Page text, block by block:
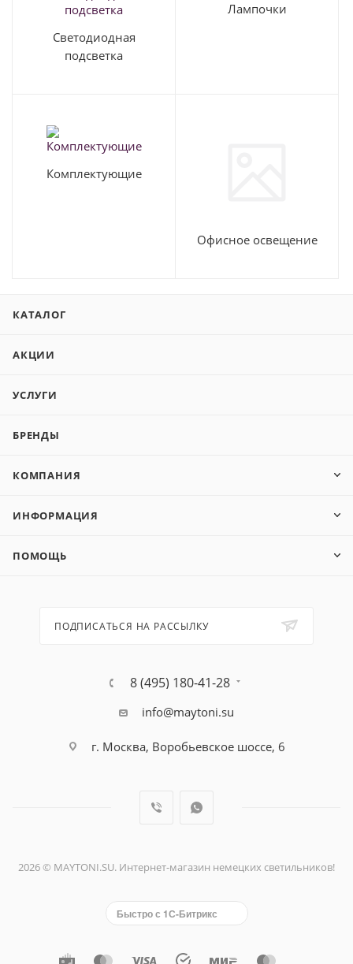
Светодиодная
подсветка
Лампочки
Комплектующие
Офисное освещение
КАТАЛОГ
АКЦИИ
УСЛУГИ
БРЕНДЫ
КОМПАНИЯ
ИНФОРМАЦИЯ
ПОМОЩЬ
ПОДПИСАТЬСЯ НА РАССЫЛКУ
8 (495) 180-41-28
info@maytoni.su
г. Москва, Воробьевское шоссе, 6
2026 © MAYTONI.SU. Интернет-магазин немецких светильников!
Быстро с 1С-Битрикс